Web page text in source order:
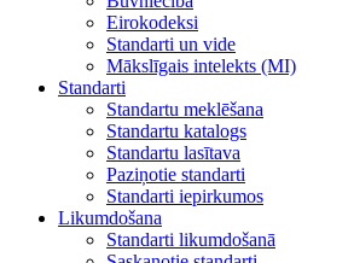
Eirokodeksi
Standarti un vide
Mākslīgais intelekts (MI)
Standarti
Standartu meklēšana
Standartu katalogs
Standartu lasītava
Paziņotie standarti
Standarti iepirkumos
Likumdošana
Standarti likumdošanā